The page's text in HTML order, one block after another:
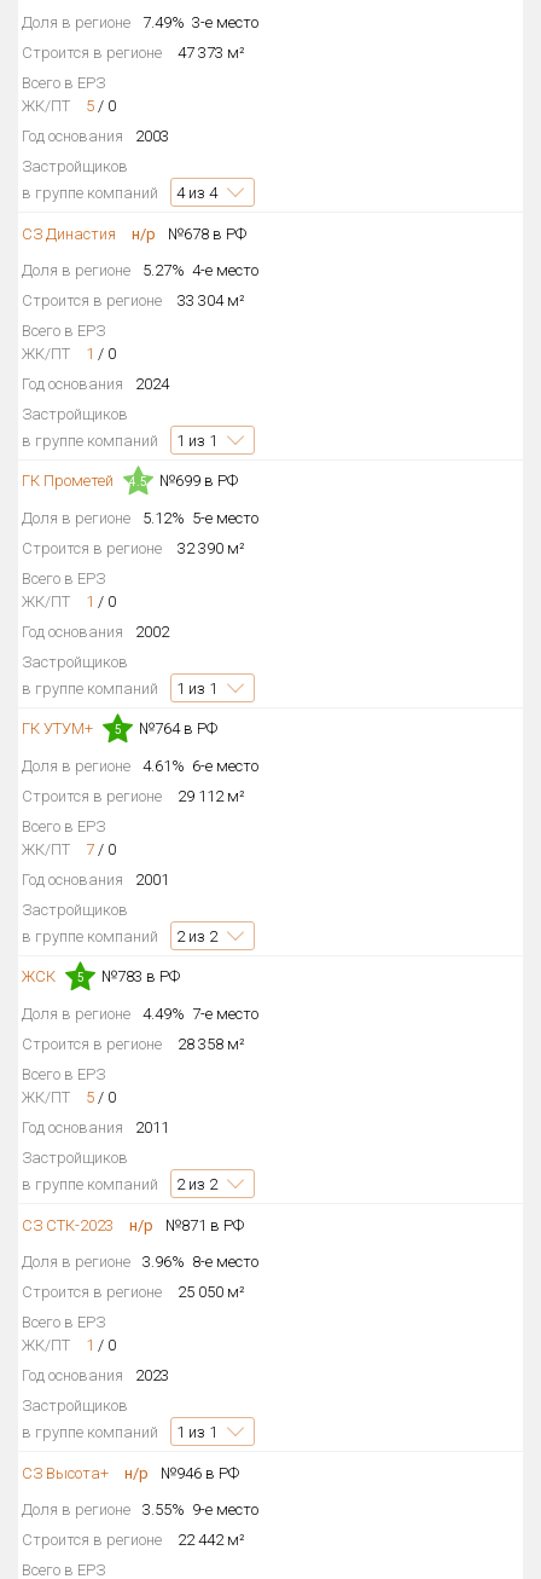
Рейтинг ЕРЗ
Найдено:
Жилых комплексов
Многоквартирных домов
Блокированных домов
Домов с апартаментами
Поселков таунхаусов
Блокированных домов
Квартир, апартаментов,
блоков в БД
Доля в регионе 7.49% 3-е место
Строится в регионе
47 373 м²
Всего в ЕРЗ
ЖК/ПТ
5 / 0
Год основания
2003
Застройщиков
в группе компаний
4из 4
СЗ Династия н/р
№678 в РФ
Доля в регионе
5.27% 4-е место
Строится в регионе
33 304 м²
Всего в ЕРЗ
ЖК/ПТ
1 / 0
Год основания
2024
Застройщиков
в группе компаний
1 из 1
ГК Прометей 4.5 №699 в РФ
Доля в регионе 5.12% 5-е место
Строится в регионе
32 390 м²
Всего в ЕРЗ
ЖК/ПТ
1 / 0
Год основания
2002
Застройщиков
в группе компаний
1 из 1
ГК УТУМ+ 5 №764 в РФ
Доля в регионе 4.61% 6-е место
Строится в регионе
29 112 м²
Всего в ЕРЗ
ЖК/ПТ
7 / 0
Год основания
2001
Застройщиков
в группе компаний
2из 2
ЖСК 5 №783 в РФ
Доля в регионе 4.49% 7-е место
Строится в регионе
28 358 м²
Всего в ЕРЗ
ЖК/ПТ
5 / 0
Год основания
2011
Застройщиков
в группе компаний
2из 2
СЗ СТК-2023 н/р
№871 в РФ
Доля в регионе
3.96% 8-е место
Строится в регионе
25 050 м²
Всего в ЕРЗ
ЖК/ПТ
1 / 0
Год основания
2023
Застройщиков
в группе компаний
1 из 1
СЗ Высота+ н/р
№946 в РФ
Доля в регионе
3.55% 9-е место
Строится в регионе
22 442 м²
Всего в ЕРЗ